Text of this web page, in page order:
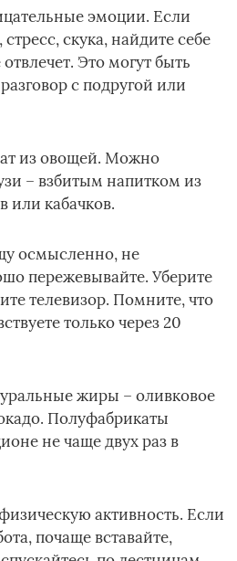
эмоции. Если
скука, найдите себе
Это могут быть
с подругой или
из овощей. Можно
– взбитым напитком из
или кабачков.
осмысленно, не
пережевывайте. Уберите
телевизор. Помните, что
только через 20
жиры – оливковое
Полуфабрикаты
не чаще двух раз в
активность. Если
почаще вставайте,